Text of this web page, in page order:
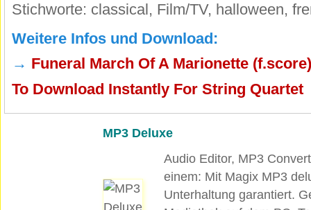
Stichworte: classical, Film/TV, halloween,
Weitere Infos und Download:
→ Funeral March Of A Marionette
To Download Instantly For String Quartet
MP3 Deluxe
Audio Editor, MP3
einem: Mit Magix MP3
Unterhaltung garantiert.